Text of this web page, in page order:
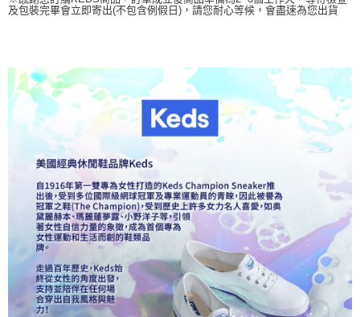
及包裝完畢會立即寄出(不包含例假日)，請您耐心等候，會盡速為您出貨